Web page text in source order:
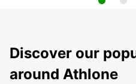
Discover our
around Athlone